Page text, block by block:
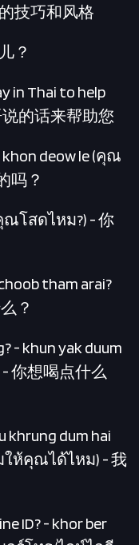
技巧和风格
？
in Thai to help
的话来帮助您
khon deow le (คุณ
吗？
คุณโสดไหม?) - 你
tham arai?
？
- khun yak duum
你想喝点什么
khrung dum hai
ให้คุณได้ไหม) - 我
ID? - khor ber